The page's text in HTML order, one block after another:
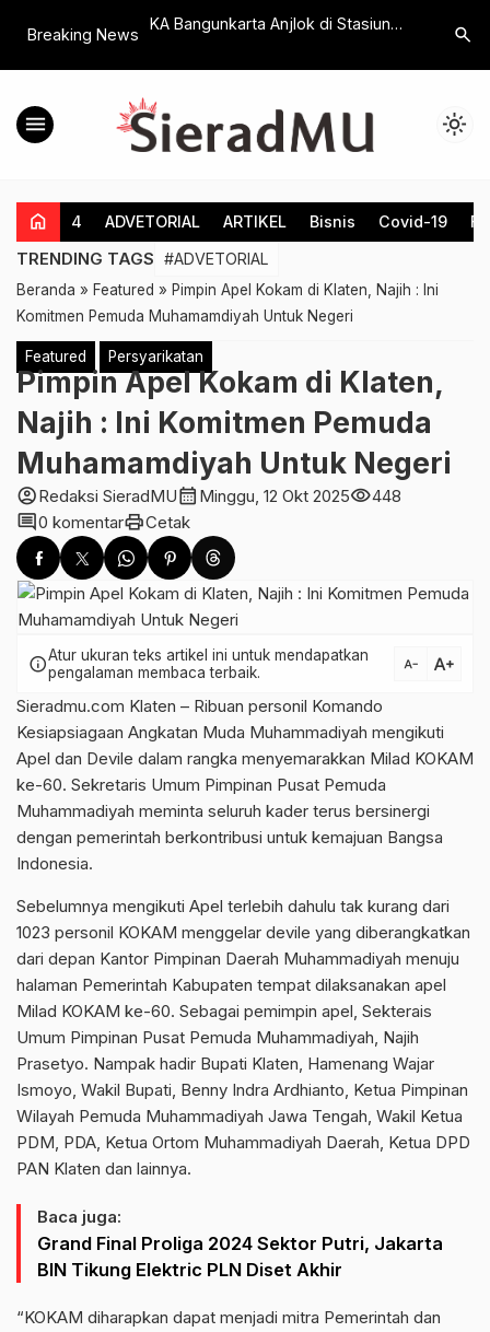
Breaking News
KA Bangunkarta Anjlok di Stasiun
Sejumlah KA Dialihkan Memutar
MPLS,
search
menu light_mode
home 4 ADVETORIAL ARTIKEL Bisnis Covid-19
TRENDING TAGS #ADVETORIAL
Beranda » Featured » Pimpin Apel Kokam di Klaten, Najih : Ini
Komitmen Pemuda Muhamamdiyah Untuk Negeri
Featured Persyarikatan
Pimpin Apel Kokam di Klaten,
Najih : Ini Komitmen Pemuda
Muhamamdiyah Untuk Negeri
account_circleRedaksi SieradMUcalendar_month Minggu, 12 Okt 2025visibility448
comment0 komentarprintCetak
infoAtur ukuran teks artikel ini untuk mendapatkan
pengalaman membaca terbaik.
text_decrease text_increase
Sieradmu.com Klaten – Ribuan personil Komando
Kesiapsiagaan Angkatan Muda Muhammadiyah mengikuti
Apel dan Devile dalam rangka menyemarakkan Milad KOKAM
ke-60. Sekretaris Umum Pimpinan Pusat Pemuda
Muhammadiyah meminta seluruh kader terus bersinergi
dengan pemerintah berkontribusi untuk kemajuan Bangsa
Indonesia.
Sebelumnya mengikuti Apel terlebih dahulu tak kurang dari
1023 personil KOKAM menggelar devile yang diberangkatkan
dari depan Kantor Pimpinan Daerah Muhammadiyah menuju
halaman Pemerintah Kabupaten tempat dilaksanakan apel
Milad KOKAM ke-60. Sebagai pemimpin apel, Sekterais
Umum Pimpinan Pusat Pemuda Muhammadiyah, Najih
Prasetyo. Nampak hadir Bupati Klaten, Hamenang Wajar
Ismoyo, Wakil Bupati, Benny Indra Ardhianto, Ketua Pimpinan
Wilayah Pemuda Muhammadiyah Jawa Tengah, Wakil Ketua
PDM, PDA, Ketua Ortom Muhammadiyah Daerah, Ketua DPD
PAN Klaten dan lainnya.
Baca juga:
Grand Final Proliga 2024 Sektor Putri, Jakarta
BIN Tikung Elektric PLN Diset Akhir
“KOKAM diharapkan dapat menjadi mitra Pemerintah dan